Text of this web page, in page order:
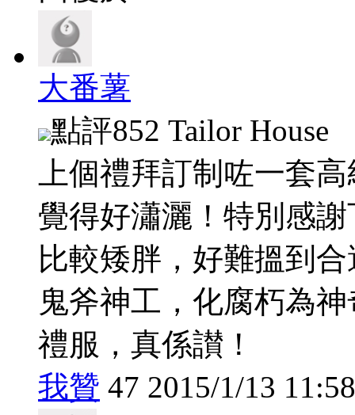
大番薯
點評852 Tailor House
上個禮拜訂制咗一套
覺得好瀟灑！特別感
比較矮胖，好難搵到
鬼斧神工，化腐朽為
禮服，真係讃！
我贊 47 2015/1/13